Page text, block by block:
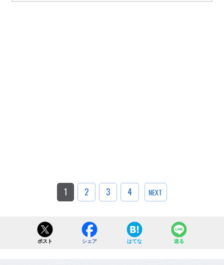
1 2 3 4 NEXT
ポスト シェア はてな 送る